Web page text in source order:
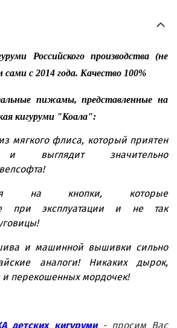
Российского производства (не
с 2014 года. Качество 100%
пижамы, представленные на
кигуруми "Коала":
мягкого флиса, который приятен
значительно
на кнопки, которые
при эксплуатации и не так
и машинной вышивки сильно
аналоги! Никаких дырок,
перекошенных мордочек!
детских кигуруми- просим Вас